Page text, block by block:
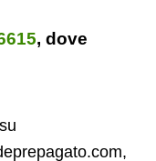
, dove